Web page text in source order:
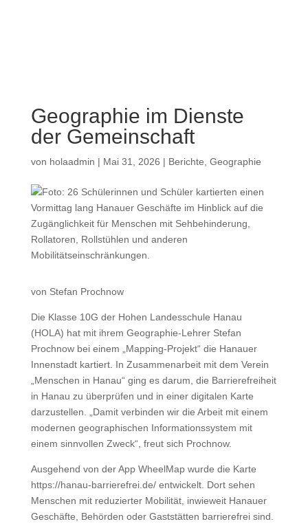
Geographie im Dienste
der Gemeinschaft
von holaadmin | Mai 31, 2026 | Berichte Geographie
von Stefan Prochnow
Die Klasse 10G der Hohen Landesschule Hanau
(HOLA) hat mit ihrem Geographie-Lehrer Stefan
Prochnow bei einem „Mapping-Projekt“ die Hanauer
Innenstadt kartiert. In Zusammenarbeit mit dem Verein
„Menschen in Hanau“ ging es darum, die Barrierefreiheit
in Hanau zu überprüfen und in einer digitalen Karte
darzustellen. „Damit verbinden wir die Arbeit mit einem
modernen geographischen Informationssystem mit
einem sinnvollen Zweck“, freut sich Prochnow.
Ausgehend von der App WheelMap wurde die Karte
https://hanau-barrierefrei.de/ entwickelt. Dort sehen
Menschen mit reduzierter Mobilität, inwieweit Hanauer
Geschäfte, Behörden oder Gaststätten barrierefrei sind.